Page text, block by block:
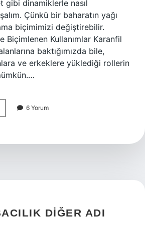
gibi dinamiklerle nasıl
Çünkü bir baharatın yağı
biçimimizi değiştirebilir.
Biçimlenen Kullanımlar Karanfil
baktığımızda bile,
ve erkeklere yüklediği rollerin
6 Yorum
DIĞER ADI